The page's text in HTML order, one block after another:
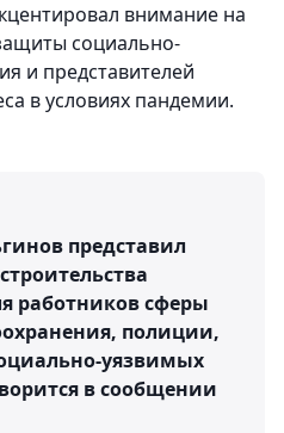
внимание на
социально-
и представителей
в условиях пандемии.
представил
работников сферы
полиции,
уязвимых
в сообщении